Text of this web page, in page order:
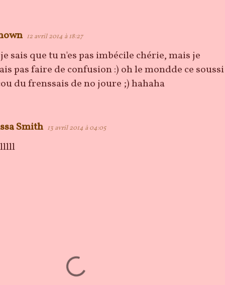
12 avril 2014 à 18:27
sais que tu n'es pas imbécile chérie, mais je
pas faire de confusion :) oh le mondde ce soussi
du frenssais de no joure ;) hahaha
Smith 13 avril 2014 à 04:05